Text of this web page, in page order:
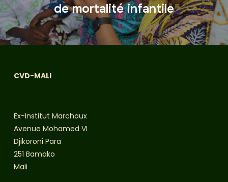
de mortalité infantile
CVD-MALI
Ex-Institut Marchoux
Avenue Mohamed VI
Djikoroni Para
251 Bamako
Mali